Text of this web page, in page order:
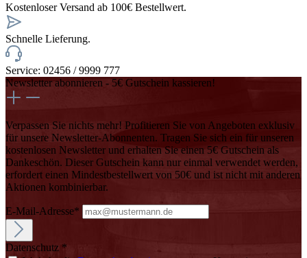
Kostenloser Versand ab 100€ Bestellwert.
Schnelle Lieferung.
Service: 02456 / 9999 777
Newsletter abonnieren - 5€ Gutschein kassieren!
Verpassen Sie nichts mehr! Profitieren Sie von Angeboten exklusiv
für unsere Newsletter-Abonnenten. Tragen Sie sich ein für unseren
kostenlosen Newsletter und erhalten Sie einen 5€ Gutschein als
Dankeschön. Dieser Gutschein kann nur einmal verwendet werden,
erfordert einen Mindestbestellwert von 50€ und ist nicht mit anderen
Aktionen kombinierbar.
E-Mail-Adresse*
Datenschutz *